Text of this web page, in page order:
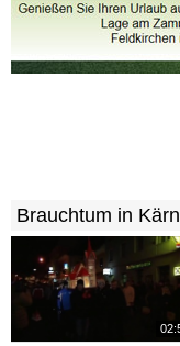
Brauchtum in